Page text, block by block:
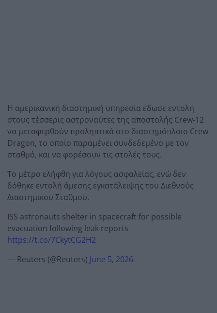
Η αμερικανική διαστημική υπηρεσία έδωσε εντολή
στους τέσσερις αστροναύτες της αποστολής Crew-12
να μεταφερθούν προληπτικά στο διαστημόπλοιο Crew
Dragon, το οποίο παραμένει συνδεδεμένο με τον
σταθμό, και να φορέσουν τις στολές τους.
Το μέτρο ελήφθη για λόγους ασφαλείας, ενώ δεν
δόθηκε εντολή άμεσης εγκατάλειψης του Διεθνούς
Διαστημικού Σταθμού.
ISS astronauts shelter in spacecraft for possible
evacuation following leak reports
https://t.co/7CkytCG2H2
— Reuters (@Reuters) June 5, 2026